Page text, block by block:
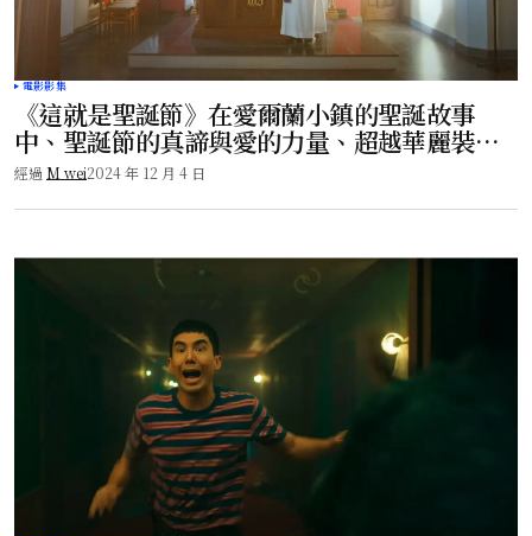
電影影集
《這就是聖誕節》在愛爾蘭小鎮的聖誕故事
中、聖誕節的真諦與愛的力量、超越華麗裝
飾、溫馨紀錄片！
經過 M wei2024 年 12 月 4 日